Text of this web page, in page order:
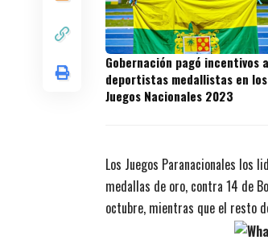
Gobernación pagó incentivos a
deportistas medallistas en los
Juegos Nacionales 2023
Los Juegos Paranacionales los
medallas de oro, contra 14 de
octubre, mientras que el resto